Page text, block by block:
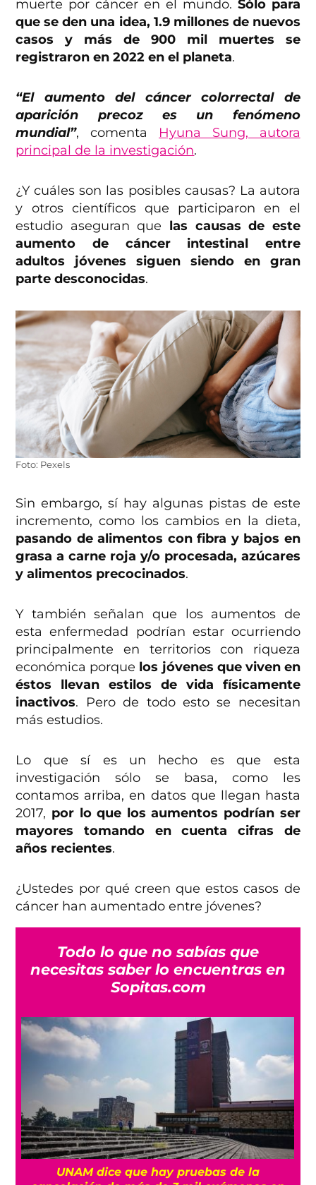
muerte por cáncer en el mundo. Sólo para
que se den una idea, 1.9 millones de nuevos
casos y más de 900 mil muertes se
registraron en 2022 en el planeta.
“El aumento del cáncer colorrectal de
aparición precoz es un fenómeno
mundial”, comenta Hyuna Sung, autora
principal de la investigación.
¿Y cuáles son las posibles causas? La autora
y otros científicos que participaron en el
estudio aseguran que las causas de este
aumento de cáncer intestinal entre
adultos jóvenes siguen siendo en gran
parte desconocidas.
Foto: Pexels
Sin embargo, sí hay algunas pistas de este
incremento, como los cambios en la dieta,
pasando de alimentos con fibra y bajos en
grasa a carne roja y/o procesada, azúcares
y alimentos precocinados.
Y también señalan que los aumentos de
esta enfermedad podrían estar ocurriendo
principalmente en territorios con riqueza
económica porque los jóvenes que viven en
éstos llevan estilos de vida físicamente
inactivos. Pero de todo esto se necesitan
más estudios.
Lo que sí es un hecho es que esta
investigación sólo se basa, como les
contamos arriba, en datos que llegan hasta
2017, por lo que los aumentos podrían ser
mayores tomando en cuenta cifras de
años recientes.
¿Ustedes por qué creen que estos casos de
cáncer han aumentado entre jóvenes?
Todo lo que no sabías que
necesitas saber lo encuentras en
Sopitas.com
UNAM dice que hay pruebas de la